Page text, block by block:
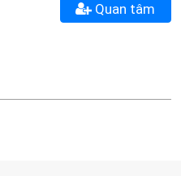
Quan tâm